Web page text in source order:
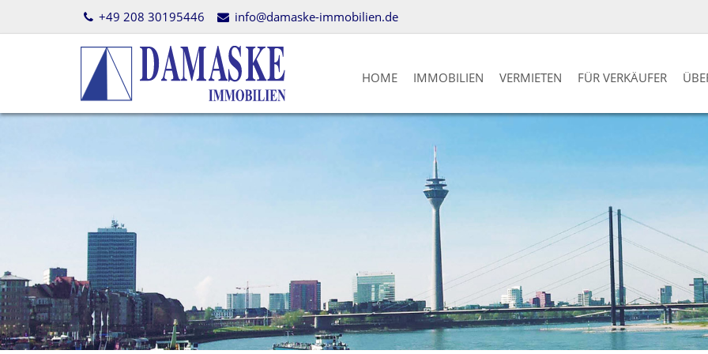
+49 208 30195446 info@damaske-immobilien.de
HOME IMMOBILIEN VERMIETEN FÜR VERKÄUFER